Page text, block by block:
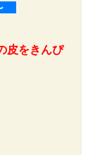
皮をきんぴ